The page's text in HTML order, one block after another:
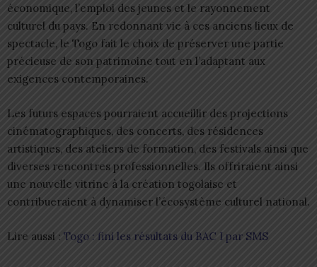
économique, l’emploi des jeunes et le rayonnement
culturel du pays. En redonnant vie à ces anciens lieux de
spectacle, le Togo fait le choix de préserver une partie
précieuse de son patrimoine tout en l’adaptant aux
exigences contemporaines.
Les futurs espaces pourraient accueillir des projections
cinématographiques, des concerts, des résidences
artistiques, des ateliers de formation, des festivals ainsi que
diverses rencontres professionnelles. Ils offriraient ainsi
une nouvelle vitrine à la création togolaise et
contribueraient à dynamiser l’écosystème culturel national.
Lire aussi : Togo : fini les résultats du BAC I par SMS